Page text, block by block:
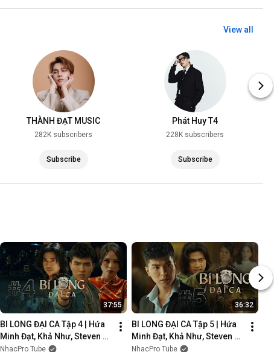
View all
THÀNH ĐẠT MUSIC
282K subscribers
Subscribe
Phát Huy T4
228K subscribers
Subscribe
37:55
BI LONG ĐẠI CA Tập 4 | Hứa
Minh Đạt, Khả Như, Steven
Nguyễn, Lợi Trần |
NhacPro Tube
36:32
BI LONG ĐẠI CA Tập 5 | Hứa
Minh Đạt, Khả Như, Steven
Nguyễn, Lợi Trần |
NhacPro Tube